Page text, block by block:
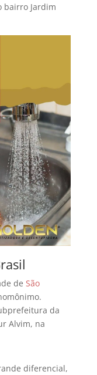
bairro Jardim
de São
da
Alvim, na
diferencial,